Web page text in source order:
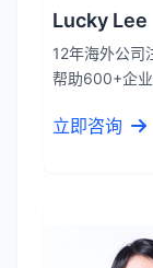
Lucky Lee
12年海外公司
帮助600+企
立即咨询